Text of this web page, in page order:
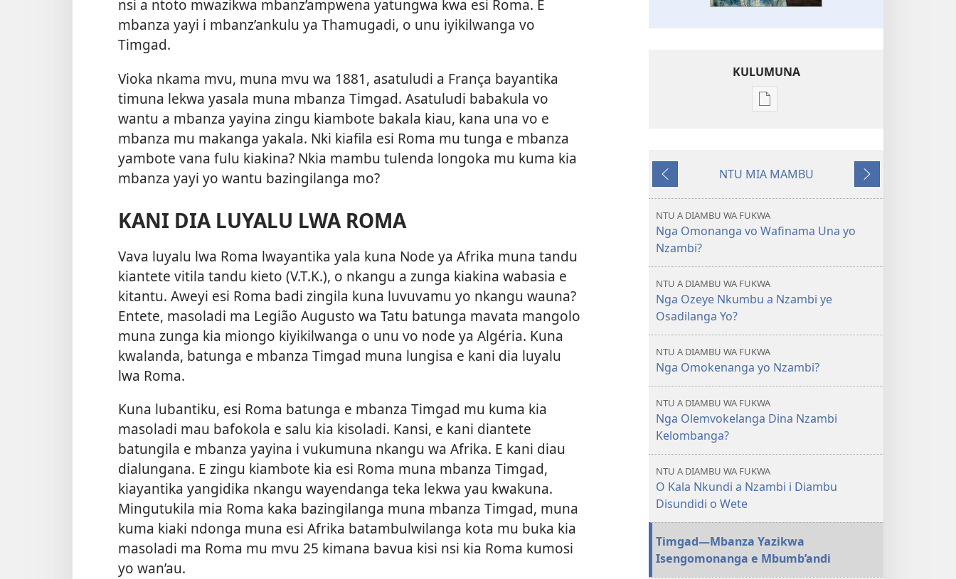
nsi a ntoto mwazikwa mbanz’ampwena yatungwa kwa esi Roma. E
mbanza yayi i mbanz’ankulu ya Thamugadi, o unu iyikilwanga vo
Timgad.
Vioka nkama mvu, muna mvu wa 1881, asatuludi a França bayantika
timuna lekwa yasala muna mbanza Timgad. Asatuludi babakula vo
wantu a mbanza yayina zingu kiambote bakala kiau, kana una vo e
mbanza mu makanga yakala. Nki kiafila esi Roma mu tunga e mbanza
yambote vana fulu kiakina? Nkia mambu tulenda longoka mu kuma kia
mbanza yayi yo wantu bazingilanga mo?
KANI DIA LUYALU LWA ROMA
Vava luyalu lwa Roma lwayantika yala kuna Node ya Afrika muna tandu
kiantete vitila tandu kieto (V.T.K.), o nkangu a zunga kiakina wabasia e
kitantu. Aweyi esi Roma badi zingila kuna luvuvamu yo nkangu wauna?
Entete, masoladi ma Legião Augusto wa Tatu batunga mavata mangolo
muna zunga kia miongo kiyikilwanga o unu vo node ya Algéria. Kuna
kwalanda, batunga e mbanza Timgad muna lungisa e kani dia luyalu
lwa Roma.
Kuna lubantiku, esi Roma batunga e mbanza Timgad mu kuma kia
masoladi mau bafokola e salu kia kisoladi. Kansi, e kani diantete
batungila e mbanza yayina i vukumuna nkangu wa Afrika. E kani diau
dialungana. E zingu kiambote kia esi Roma muna mbanza Timgad,
kiayantika yangidika nkangu wayendanga teka lekwa yau kwakuna.
Mingutukila mia Roma kaka bazingilanga muna mbanza Timgad, muna
kuma kiaki ndonga muna esi Afrika batambulwilanga kota mu buka kia
masoladi ma Roma mu mvu 25 kimana bavua kisi nsi kia Roma kumosi
yo wan’au.
KULUMUNA
Kulumuna
EYINGIDILU
NKANGU
Desemba
Kunima
NTU MIA MAMBU
Kuntwala
NTU A DIAMBU WA FUKWA
Nga Omonanga vo Wafinama Una yo
Nzambi?
NTU A DIAMBU WA FUKWA
Nga Ozeye Nkumbu a Nzambi ye
Osadilanga Yo?
NTU A DIAMBU WA FUKWA
Nga Omokenanga yo Nzambi?
NTU A DIAMBU WA FUKWA
Nga Olemvokelanga Dina Nzambi
Kelombanga?
NTU A DIAMBU WA FUKWA
O Kala Nkundi a Nzambi i Diambu
Disundidi o Wete
Timgad​—Mbanza Yazikwa
Isengomonanga e Mbumb’andi